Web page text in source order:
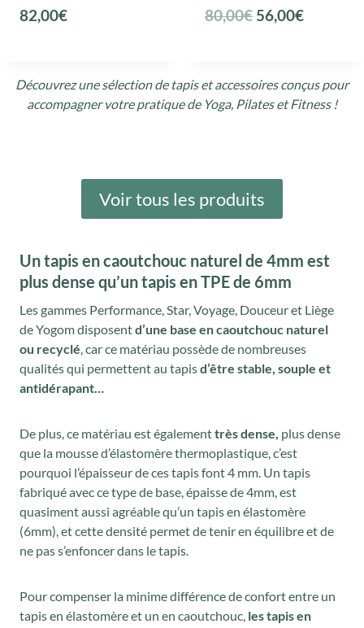
82,00€ 80,00€ L
r
i
i
t
a
l
é
t
a
i
:
8
0
,
0
.
56,00€L
r
i
s
t
:
0
€
.
Découvrez une sélection de tapis et accessoires conçus pour
accompagner votre pratique de Yoga, Pilates et Fitness !
Voir tous les produits
Un tapis en caoutchouc naturel de 4mm est
plus dense qu’un tapis en TPE de 6mm
Les gammes Performance, Star, Voyage, Douceur et Liège
de Yogom disposentd’une base en caoutchouc naturel
ou recyclé, car ce matériau possède de nombreuses
qualités qui permettent au tapisd’être stable, souple et
antidérapant…
De plus, ce matériau est égalementtrès dense, plus dense
que la mousse d’élastomère thermoplastique, c’est
pourquoi l’épaisseur de ces tapis font 4 mm. Un tapis
fabriqué avec ce type de base, épaisse de 4mm, est
quasiment aussi agréable qu’un tapis en élastomère
(6mm), et cette densité permet de tenir en équilibre et de
ne pas s’enfoncer dans le tapis.
Pour compenser la minime différence de confort entre un
tapis en élastomère et un en caoutchouc, les tapis en